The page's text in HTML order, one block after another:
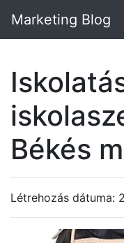
Marketing Blog
Békés
Létrehozás dátuma: